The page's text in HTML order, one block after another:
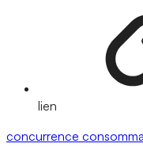
lien
concurrence